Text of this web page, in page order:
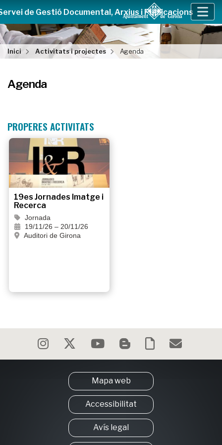
de Gestió Documental, Arxius i Publicacions
Inici Activitats i projectes Agenda
Agenda
PROPERES ACTIVITATS
19es Jornades Imatge i
Recerca
Jornada
19/11/26 – 20/11/26
Auditori de Girona
Mapa web
Accessibilitat
Avís legal